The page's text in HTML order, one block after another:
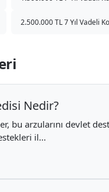
2.500.000 TL 7 Yıl Vadeli
Nedir?
bu arzularını devlet
il...